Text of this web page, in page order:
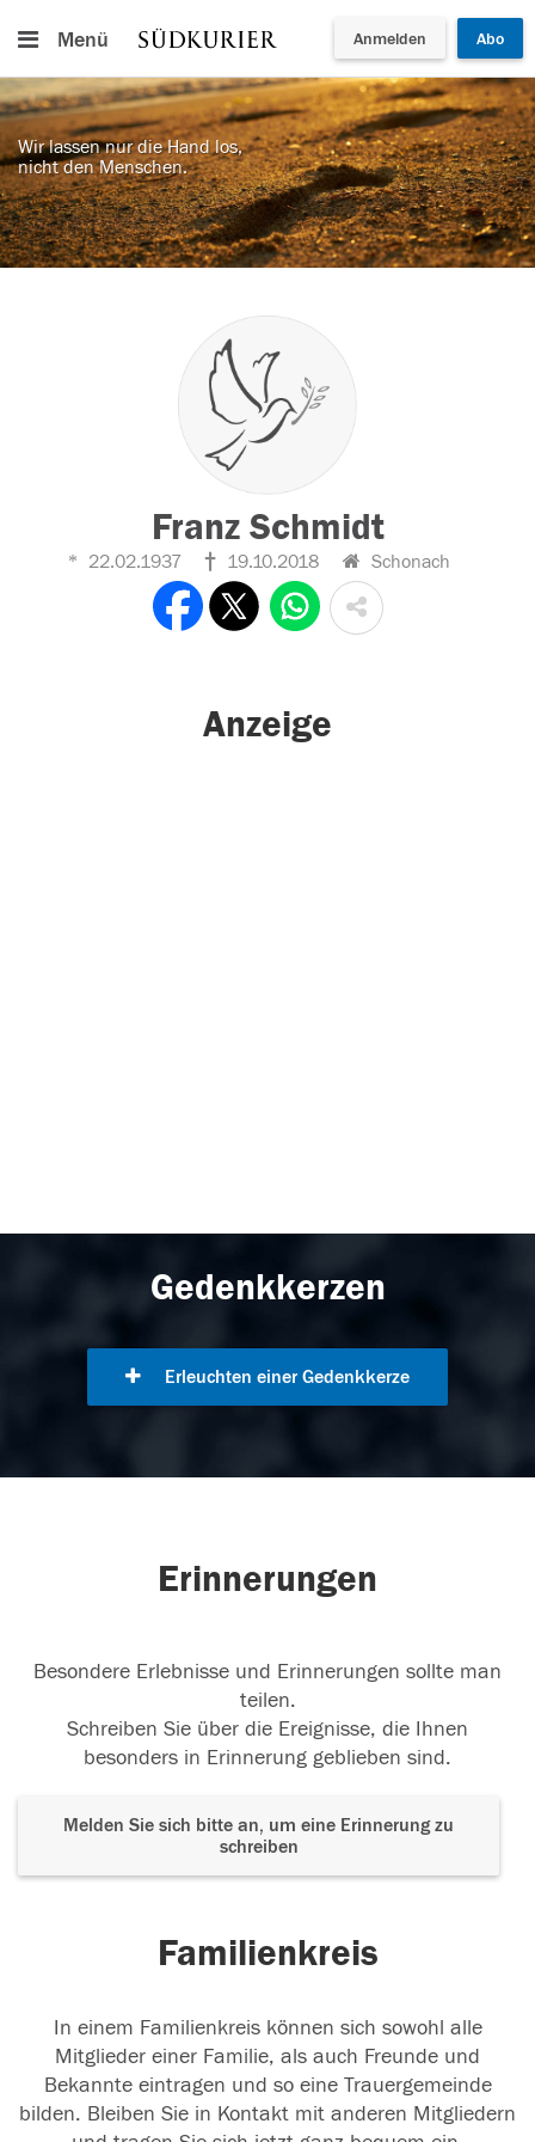
Menü Anmelden Abo
Wir lassen nur die Hand los,
nicht den Menschen.
Franz Schmidt
22.02.1937 19.10.2018 Schonach
Anzeige
Gedenkkerzen
Erleuchten einer Gedenkkerze
Erinnerungen
Besondere Erlebnisse und Erinnerungen sollte man
teilen.
Schreiben Sie über die Ereignisse, die Ihnen
besonders in Erinnerung geblieben sind.
Melden Sie sich bitte an, um eine Erinnerung zu
schreiben
Familienkreis
In einem Familienkreis können sich sowohl alle
Mitglieder einer Familie, als auch Freunde und
Bekannte eintragen und so eine Trauergemeinde
bilden. Bleiben Sie in Kontakt mit anderen Mitgliedern